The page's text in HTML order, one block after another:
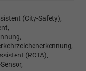
(City-Safety),
(RCTA),